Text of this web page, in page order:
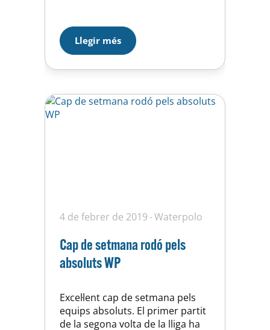
equips no és tanta com la
mostrada al marcador final. Està
clar, que aquest equip anirà de
menys a més durant…
Llegir més
4 de febrer de 2019 Waterpolo
Cap de setmana rodó pels
absoluts WP
Excel·lent cap de setmana pels
equips absoluts. El primer partit
de la segona volta de la lliga ha